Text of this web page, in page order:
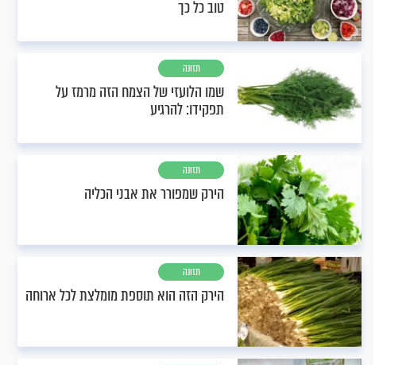
טוב כל כך
תזונה
שמו הלועזי של הצמח הזה מרמז על
תפקידו: להרגיע
תזונה
הירק שמפורר את אבני הכליה
תזונה
הירק הזה הוא תוספת מומלצת לכל ארוחה